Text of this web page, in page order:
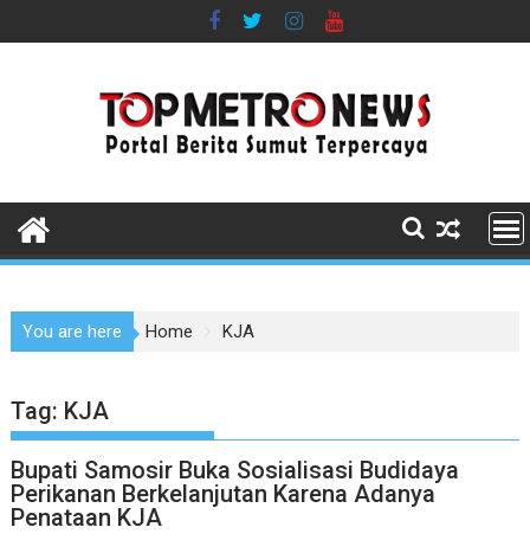
to
You are here Home KJA
Tag: KJA
Bupati Samosir Buka Sosialisasi Budidaya
Perikanan Berkelanjutan Karena Adanya
Penataan KJA